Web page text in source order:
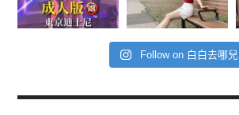
Follow on 白白去哪兒